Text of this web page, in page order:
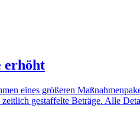
erhöht
eines größeren
gestaffelte Beträge. Alle